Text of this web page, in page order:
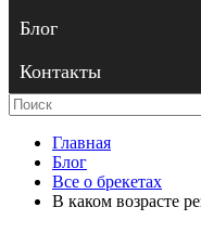
Блог
Контакты
Главная
Блог
Все о брекетах
В каком возрасте